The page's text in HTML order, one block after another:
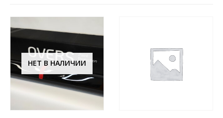
НЕТ В НАЛИЧИИ